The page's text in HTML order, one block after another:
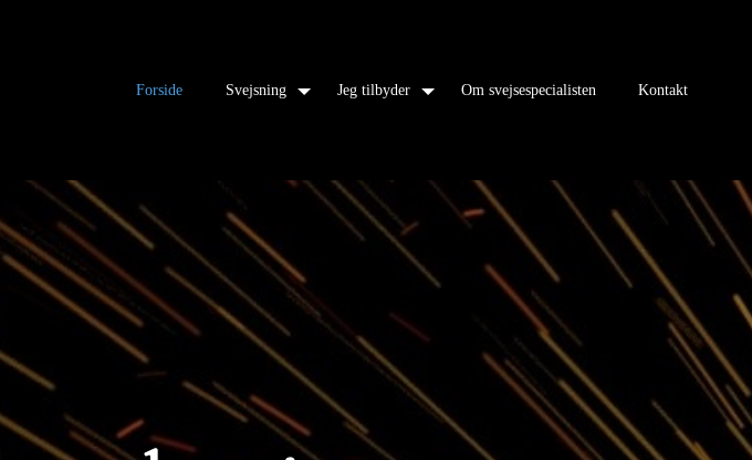
Forside Svejsning Jeg tilbyder Om svejsespecialisten Kontakt